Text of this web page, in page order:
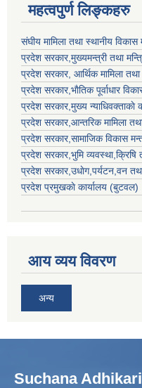
महत्वपुर्ण लिङ्कहरु
संघीय मामिला तथा स्थानीय विकास
प्रदेश सरकार,मुख्यमन्त्री तथा
प्रदेश सरकार, आर्थिक मामिला
प्रदेश सरकार,भाैतिक पूर्वाधार
प्रदेश सरकार,मुख्य न्याधिवक्ताकाे
प्रदेश सरकार,आन्तरिक मामिला
प्रदेश सरकार,सामाजिक विकास
प्रदेश सरकार,भुमि व्यवस्था,क्रिषि
प्रदेश सरकार,उधाेग,पर्यटन,वन
प्रदेश प्रमुखकाे कार्यालय (बुटवल)
आय व्यय विवरण
अन्य
Suchana Adhikari